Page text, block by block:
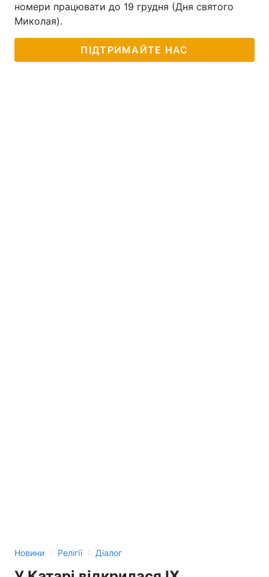
номери працювати до 19 грудня (Дня святого
Миколая).
ПІДТРИМАЙТЕ НАС
Новини › Релігії › Діалог